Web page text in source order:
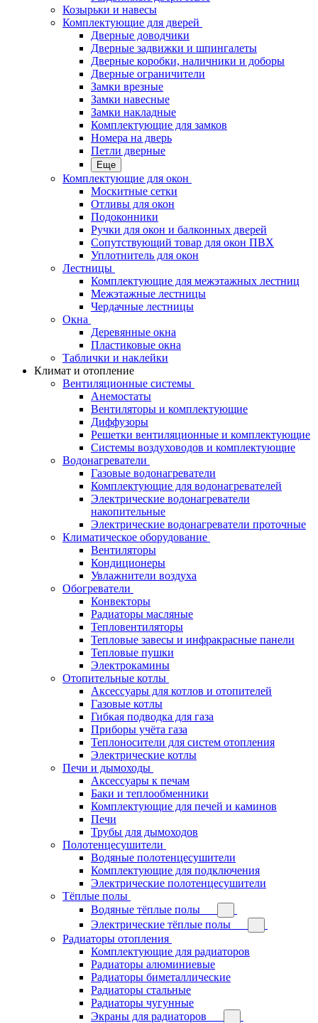
Козырьки и навесы
Комплектующие для дверей
Дверные доводчики
Дверные задвижки и шпингалеты
Дверные коробки, наличники и доборы
Дверные ограничители
Замки врезные
Замки навесные
Замки накладные
Комплектующие для замков
Номера на дверь
Петли дверные
Еще
Комплектующие для окон
Москитные сетки
Отливы для окон
Подоконники
Ручки для окон и балконных дверей
Сопутствующий товар для окон ПВХ
Уплотнитель для окон
Лестницы
Комплектующие для межэтажных лестниц
Межэтажные лестницы
Чердачные лестницы
Окна
Деревянные окна
Пластиковые окна
Таблички и наклейки
Климат и отопление
Вентиляционные системы
Анемостаты
Вентиляторы и комплектующие
Диффузоры
Решетки вентиляционные и комплектующие
Системы воздуховодов и комплектующие
Водонагреватели
Газовые водонагреватели
Комплектующие для водонагревателей
Электрические водонагреватели
накопительные
Электрические водонагреватели проточные
Климатическое оборудование
Вентиляторы
Кондиционеры
Увлажнители воздуха
Обогреватели
Конвекторы
Радиаторы масляные
Тепловентиляторы
Тепловые завесы и инфракрасные панели
Тепловые пушки
Электрокамины
Отопительные котлы
Аксессуары для котлов и отопителей
Газовые котлы
Гибкая подводка для газа
Приборы учёта газа
Теплоносители для систем отопления
Электрические котлы
Печи и дымоходы
Аксессуары к печам
Баки и теплообменники
Комплектующие для печей и каминов
Печи
Трубы для дымоходов
Полотенцесушители
Водяные полотенцесушители
Комплектующие для подключения
Электрические полотенцесушители
Тёплые полы
Водяные тёплые полы
Электрические тёплые полы
Радиаторы отопления
Комплектующие для радиаторов
Радиаторы алюминиевые
Радиаторы биметаллические
Радиаторы стальные
Радиаторы чугунные
Экраны для радиаторов